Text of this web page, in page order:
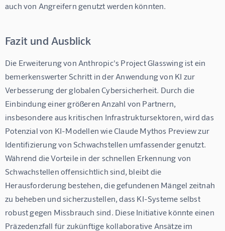
auch von Angreifern genutzt werden könnten.
Fazit und Ausblick
Die Erweiterung von Anthropic's Project Glasswing ist ein
bemerkenswerter Schritt in der Anwendung von KI zur
Verbesserung der globalen Cybersicherheit. Durch die
Einbindung einer größeren Anzahl von Partnern,
insbesondere aus kritischen Infrastruktursektoren, wird das
Potenzial von KI-Modellen wie Claude Mythos Preview zur
Identifizierung von Schwachstellen umfassender genutzt.
Während die Vorteile in der schnellen Erkennung von
Schwachstellen offensichtlich sind, bleibt die
Herausforderung bestehen, die gefundenen Mängel zeitnah
zu beheben und sicherzustellen, dass KI-Systeme selbst
robust gegen Missbrauch sind. Diese Initiative könnte einen
Präzedenzfall für zukünftige kollaborative Ansätze im